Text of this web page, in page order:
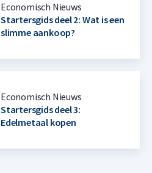
Economisch Nieuws
Startersgids deel 2: Wat is een
slimme aankoop?
Economisch Nieuws
Startersgids deel 3:
Edelmetaal kopen